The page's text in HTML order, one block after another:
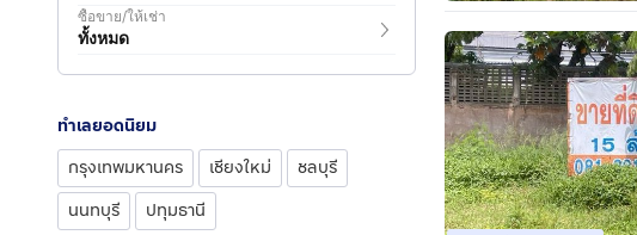
ซื้อขาย/ให้เช่า
ทั้งหมด
ทำเลยอดนิยม
กรุงเทพมหานคร
เชียงใหม่
ชลบุรี
นนทบุรี
ปทุมธานี